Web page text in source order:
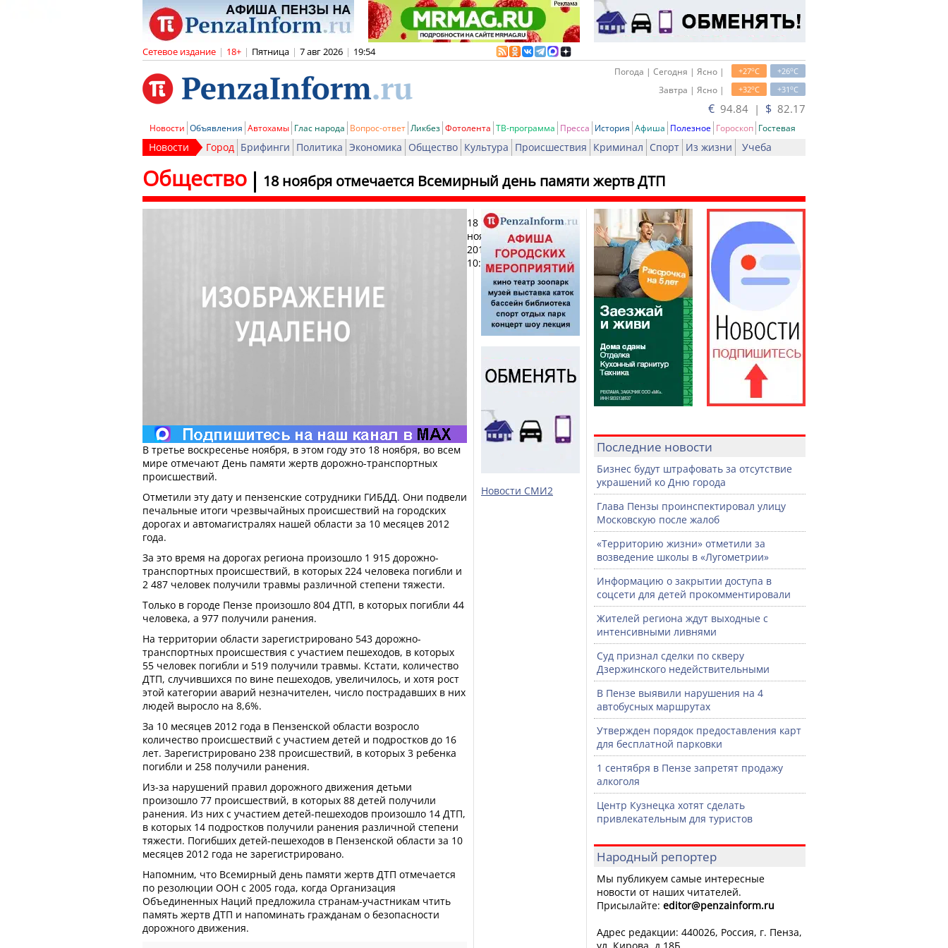
Сетевое издание | 18+ | Пятница | 7 авг 2026 | 19:54
+26oC
+27oC
Погода | Сегодня | Ясно |
+31oC
+32oC
Завтра | Ясно |
€ 94.84 | $ 82.17
Новости Объявления Автохамы Глас народа Вопрос-ответ Ликбез Фотолента ТВ-программа Пресса История Афиша Полезное Гороскоп Гостевая
Новости Город Брифинги Политика Экономика Общество Культура Происшествия Криминал Спорт Из жизни Учеба
18 ноября отмечается Всемирный день памяти жертв ДТП
Общество
18
ноября
2012,
10:51
Печать
В третье воскресенье ноября, в этом году это 18 ноября, во всем
мире отмечают День памяти жертв дорожно-транспортных
происшествий.
Отметили эту дату и пензенские сотрудники ГИБДД. Они подвели
печальные итоги чрезвычайных происшествий на городских
дорогах и автомагистралях нашей области за 10 месяцев 2012
года.
За это время на дорогах региона произошло 1 915 дорожно-
транспортных происшествий, в которых 224 человека погибли и
2 487 человек получили травмы различной степени тяжести.
Только в городе Пензе произошло 804 ДТП, в которых погибли 44
человека, а 977 получили ранения.
На территории области зарегистрировано 543 дорожно-
транспортных происшествия с участием пешеходов, в которых
55 человек погибли и 519 получили травмы. Кстати, количество
ДТП, случившихся по вине пешеходов, увеличилось, и хотя рост
этой категории аварий незначителен, число пострадавших в них
людей выросло на 8,6%.
За 10 месяцев 2012 года в Пензенской области возросло
количество происшествий с участием детей и подростков до 16
лет. Зарегистрировано 238 происшествий, в которых 3 ребенка
погибли и 258 получили ранения.
Из-за нарушений правил дорожного движения детьми
произошло 77 происшествий, в которых 88 детей получили
ранения. Из них с участием детей-пешеходов произошло 14 ДТП,
в которых 14 подростков получили ранения различной степени
тяжести. Погибших детей-пешеходов в Пензенской области за 10
месяцев 2012 года не зарегистрировано.
Напомним, что Всемирный день памяти жертв ДТП отмечается
по резолюции ООН с 2005 года, когда Организация
Объединенных Наций предложила странам-участникам чтить
память жертв ДТП и напоминать гражданам о безопасности
дорожного движения.
Новости СМИ2
Последние новости
Бизнес будут штрафовать за отсутствие
украшений ко Дню города
Глава Пензы проинспектировал улицу
Московскую после жалоб
«Территорию жизни» отметили за
возведение школы в «Лугометрии»
Информацию о закрытии доступа в
соцсети для детей прокомментировали
Жителей региона ждут выходные с
интенсивными ливнями
Суд признал сделки по скверу
Дзержинского недействительными
В Пензе выявили нарушения на 4
автобусных маршрутах
Утвержден порядок предоставления карт
для бесплатной парковки
1 сентября в Пензе запретят продажу
алкоголя
Центр Кузнецка хотят сделать
привлекательным для туристов
Народный репортер
Мы публикуем самые интересные
новости от наших читателей.
Присылайте: editor@penzainform.ru
Адрес редакции: 440026, Россия, г. Пенза,